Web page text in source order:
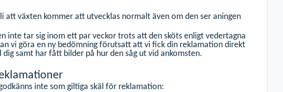
att växten kommer att utvecklas normalt även om den ser aningen
inte tar sig inom ett par veckor trots att den sköts enligt vedertagna
vi göra en ny bedömning förutsatt att vi fick din reklamation direkt
samt har fått bilder på hur den såg ut vid ankomsten.
inte som giltiga skäl för reklamation: